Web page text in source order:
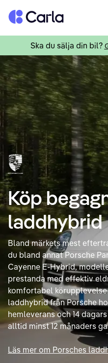
Tillbaka till startsidan
Ska du sälja din bil?
Köp
laddhybrid
Bland märkets mest
du bland annat Porsche
Cayenne E-Hybrid,
prestanda med effektiv
komfortabel
laddhybrid från Porsche
hemleverans och 14
alltid minst 12 månaders
Läs mer om Porsches